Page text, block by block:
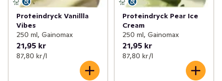
Proteindryck Vanillla
Vibes
250 ml, Gainomax
21,95 kr
87,80 kr /l
Proteindryck Pear Ice
Cream
250 ml, Gainomax
21,95 kr
87,80 kr /l